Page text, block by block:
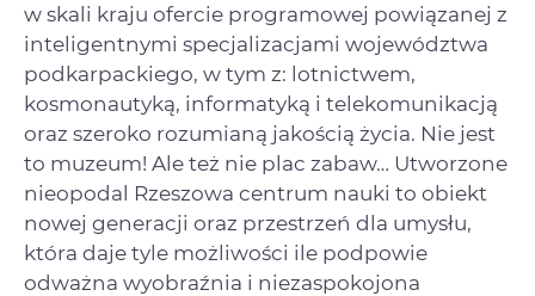
w skali kraju ofercie programowej powiązanej z
inteligentnymi specjalizacjami województwa
podkarpackiego, w tym z: lotnictwem,
kosmonautyką, informatyką i telekomunikacją
oraz szeroko rozumianą jakością życia. Nie jest
to muzeum! Ale też nie plac zabaw… Utworzone
nieopodal Rzeszowa centrum nauki to obiekt
nowej generacji oraz przestrzeń dla umysłu,
która daje tyle możliwości ile podpowie
odważna wyobraźnia i niezaspokojona